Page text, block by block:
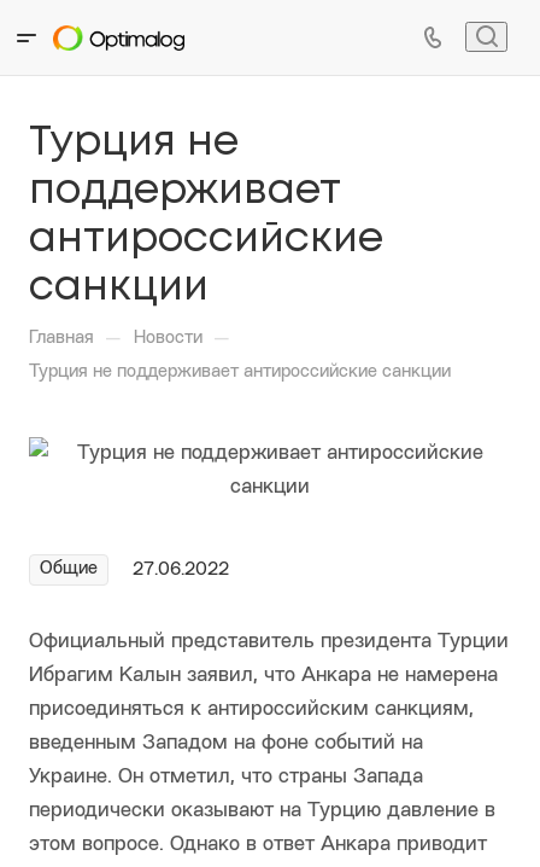
Турция не
поддерживает
антироссийские
санкции
Главная — Новости —
Турция не поддерживает антироссийские санкции
Общие 27.06.2022
Официальный представитель президента Турции
Ибрагим Калын заявил, что Анкара не намерена
присоединяться к антироссийским санкциям,
введенным Западом на фоне событий на
Украине. Он отметил, что страны Запада
периодически оказывают на Турцию давление в
этом вопросе. Однако в ответ Анкара приводит